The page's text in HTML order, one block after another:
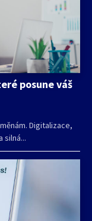
posune váš
Digitalizace,
silná...